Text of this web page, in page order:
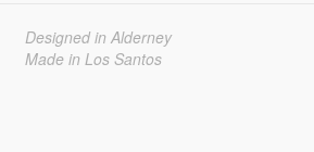
Designed in Alderney
Made in Los Santos